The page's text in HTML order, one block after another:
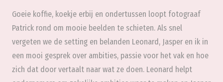
Goeie koffie, koekje erbij en ondertussen loopt fotograaf
Patrick rond om mooie beelden te schieten. Als snel
vergeten we de setting en belanden Leonard, Jasper en ik in
een mooi gesprek over ambities, passie voor het vak en hoe
zich dat door vertaalt naar wat ze doen. Leonard helpt